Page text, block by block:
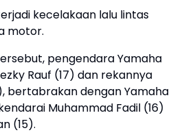
kecelakaan lalu lintas
motor.
pengendara Yamaha
Rauf (17) dan rekannya
bertabrakan dengan Yamaha
Muhammad Fadil (16)
(15).